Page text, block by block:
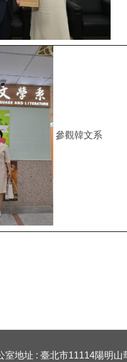
參觀韓文系
室地址 : 臺北市11114陽明